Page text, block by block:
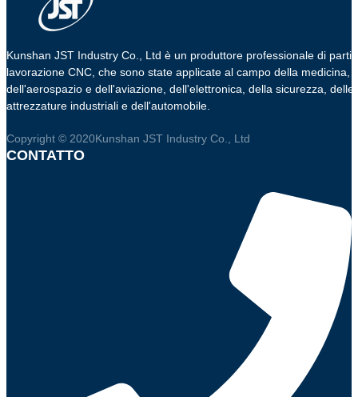
Kunshan JST Industry Co., Ltd è un produttore professionale di parti
lavorazione CNC, che sono state applicate al campo della medicina,
dell'aerospazio e dell'aviazione, dell'elettronica, della sicurezza, delle
attrezzature industriali e dell'automobile.
Copyright © 2020Kunshan JST Industry Co., Ltd
CONTATTO